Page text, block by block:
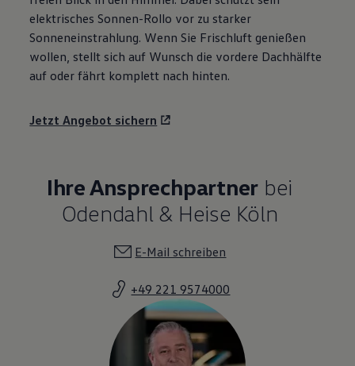
elektrisches Sonnen-Rollo vor zu starker
Sonneneinstrahlung. Wenn Sie Frischluft genießen
wollen, stellt sich auf Wunsch die vordere Dachhälfte
auf oder fährt komplett nach hinten.
Jetzt Angebot sichern
Ihre Ansprechpartner bei
Odendahl & Heise Köln
E-Mail schreiben
+49 221 9574000